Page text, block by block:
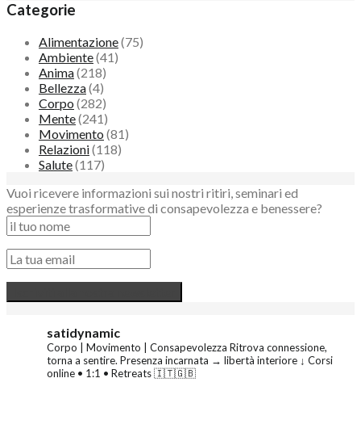
Categorie
Alimentazione(75)
Ambiente(41)
Anima(218)
Bellezza(4)
Corpo (282)
Mente(241)
Movimento (81)
Relazioni(118)
Salute(117)
Vuoi ricevere informazioni sui nostri ritiri, seminari ed
esperienze trasformative di consapevolezza e benessere?
satidynamic
Corpo | Movimento | Consapevolezza Ritrova connessione,
torna a sentire. Presenza incarnata → libertà interiore ↓ Corsi
online • 1:1 • Retreats 🇮🇹🇬🇧